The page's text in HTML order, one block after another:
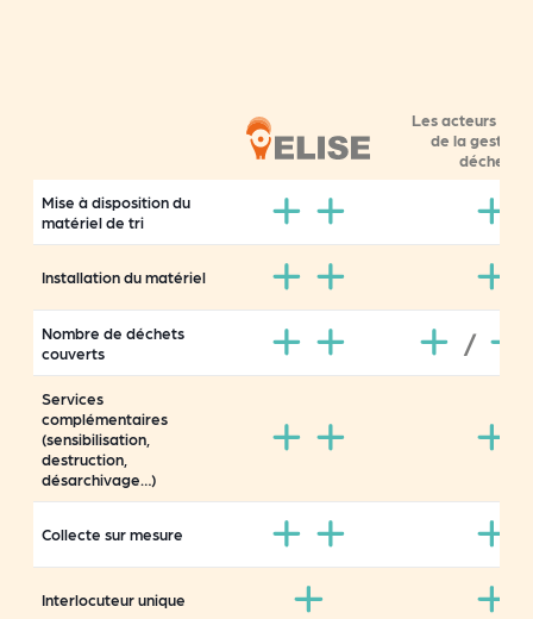
Les acteurs
de la gestion
déchets*
Mise à disposition du
matériel de tri
Installation du matériel
Nombre de déchets
couverts
/
Services
complémentaires
(sensibilisation,
destruction,
désarchivage…)
Collecte sur mesure
Interlocuteur unique